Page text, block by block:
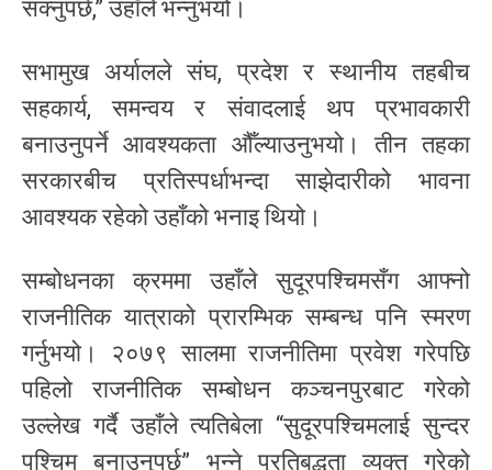
सक्नुपर्छ,” उहाँले भन्नुभयो।
सभामुख अर्यालले संघ, प्रदेश र स्थानीय तहबीच
सहकार्य, समन्वय र संवादलाई थप प्रभावकारी
बनाउनुपर्ने आवश्यकता औँल्याउनुभयो। तीन तहका
सरकारबीच प्रतिस्पर्धाभन्दा साझेदारीको भावना
आवश्यक रहेको उहाँको भनाइ थियो।
सम्बोधनका क्रममा उहाँले सुदूरपश्चिमसँग आफ्नो
राजनीतिक यात्राको प्रारम्भिक सम्बन्ध पनि स्मरण
गर्नुभयो। २०७९ सालमा राजनीतिमा प्रवेश गरेपछि
पहिलो राजनीतिक सम्बोधन कञ्चनपुरबाट गरेको
उल्लेख गर्दै उहाँले त्यतिबेला “सुदूरपश्चिमलाई सुन्दर
पश्चिम बनाउनुपर्छ” भन्ने प्रतिबद्धता व्यक्त गरेको